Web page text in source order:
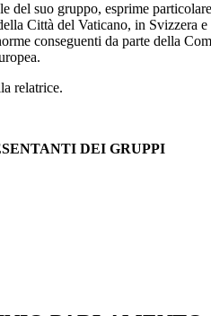
del suo gruppo, esprime
Città del Vaticano, in
conseguenti da parte della
relatrice.
DEI GRUPPI